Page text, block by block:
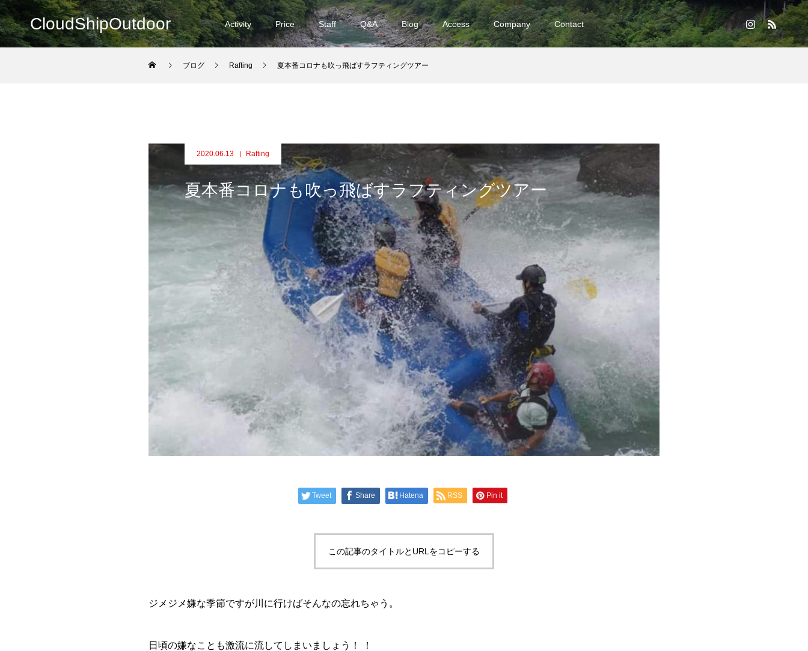
CloudShipOutdoor Activity Price Staff Q&A Blog Access Company Contact
ブログ Rafting 夏本番コロナも吹っ飛ばすラフティングツアー
2020.06.13 Rafting
夏本番コロナも吹っ飛ばすラフティングツアー
Tweet Share Hatena RSS Pin it
この記事のタイトルとURLをコピーする
ジメジメ嫌な季節ですが川に行けばそんなの忘れちゃう。
日頃の嫌なことも激流に流してしまいましょう！ ！